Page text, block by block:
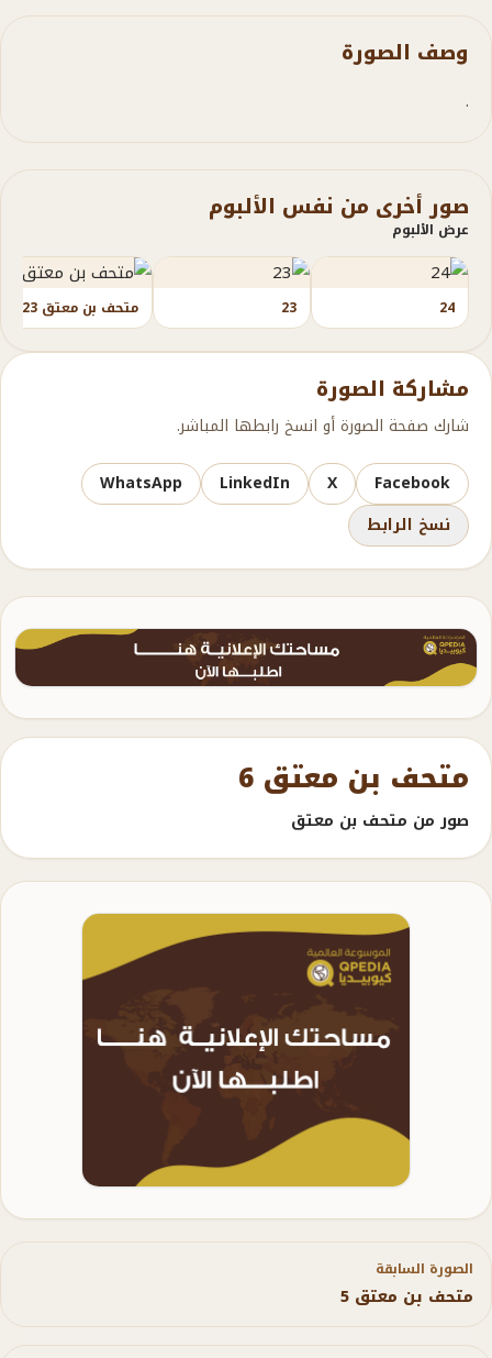
وصف الصورة
.
صور أخرى من نفس الألبوم
عرض الألبوم
24
23 متحف بن معتق 23
مشاركة الصورة
شارك صفحة الصورة أو انسخ رابطها المباشر.
Facebook
X
LinkedIn
WhatsApp
نسخ الرابط
متحف بن معتق 6
صور من متحف بن معتق
الصورة السابقة
متحف بن معتق 5